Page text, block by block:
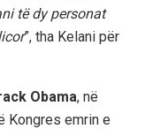
të dy personat
”, tha Kelani për
Obama, në
Kongres emrin e